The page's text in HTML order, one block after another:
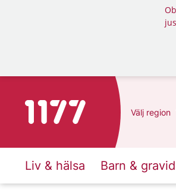
Till startsidan för 1177 Välj region
Liv & hälsa Barn & gravid